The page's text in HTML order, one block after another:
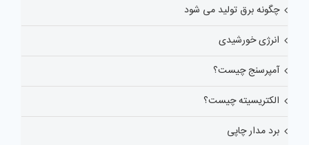
چگونه برق تولید می شود
انرژی خورشیدی
آمپرسنج چیست؟
الکتریسیته چیست؟
برد مدار چاپی